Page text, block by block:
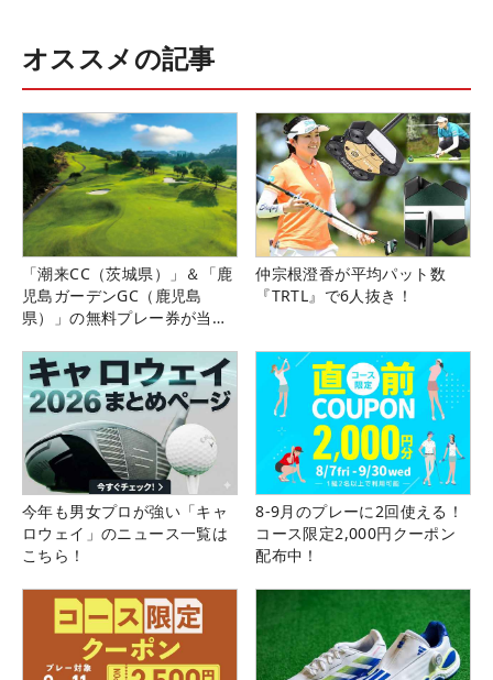
オススメの記事
「潮来CC（茨城県）」＆「鹿
児島ガーデンGC（鹿児島
県）」の無料プレー券が当た
仲宗根澄香が平均パット数
『TRTL』で6人抜き！
今年も男女プロが強い「キャ
ロウェイ」のニュース一覧は
こちら！
8-9月のプレーに2回使える！
コース限定2,000円クーポン
配布中！